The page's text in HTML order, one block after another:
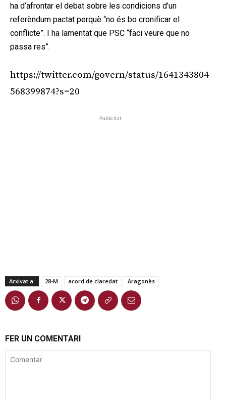
ha d’afrontar el debat sobre les condicions d’un
referèndum pactat perquè “no és bo cronificar el
conflicte”. I ha lamentat que PSC “faci veure que no
passa res”.
https://twitter.com/govern/status/1641343804
568399874?s=20
Publicitat
Arxivat a: 28-M acord de claredat Aragonès
FER UN COMENTARI